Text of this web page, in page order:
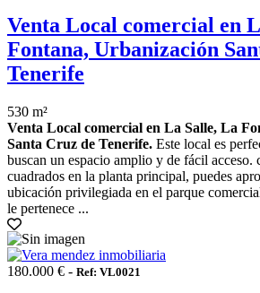
Venta Local comercial en
Fontana, Urbanización
Tenerife
530 m²
Venta Local comercial en La Salle, La
Santa Cruz de Tenerife. Este local es
buscan un espacio amplio y de fácil acceso.
cuadrados en la planta principal, puedes
ubicación privilegiada en el parque
le pertenece ...
180.000 € - Ref: VL0021